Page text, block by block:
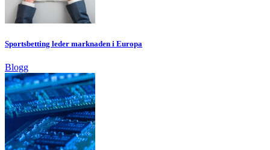
Sportsbetting leder marknaden i Europa
Blogg